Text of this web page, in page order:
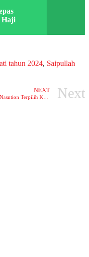
Haji
tahun 2024, Saipullah
NEXT Next